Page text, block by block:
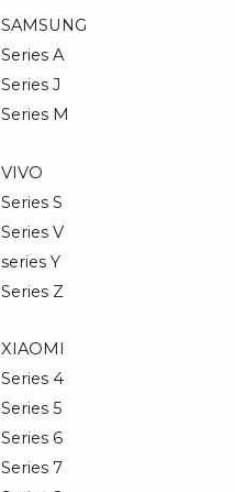
SAMSUNG
Series A
Series J
Series M
VIVO
Series S
Series V
series Y
Series Z
XIAOMI
Series 4
Series 5
Series 6
Series 7